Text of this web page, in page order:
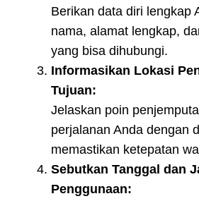
Berikan data diri lengkap
nama, alamat lengkap,
yang bisa dihubungi.
Informasikan Lokasi
Tujuan:
Jelaskan poin
perjalanan Anda dengan
memastikan ketepatan
Sebutkan Tanggal dan
Penggunaan: